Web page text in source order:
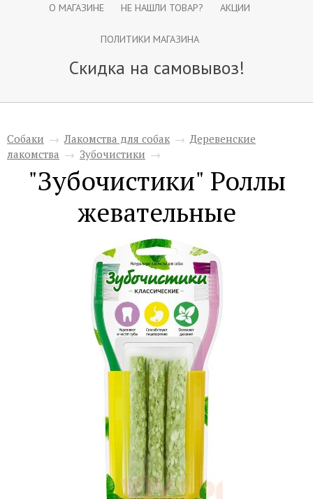
О МАГАЗИНЕ НЕ НАШЛИ ТОВАР? АКЦИИ
ПОЛИТИКИ МАГАЗИНА
Скидка на самовывоз!
Собаки → Лакомства для собак → Деревенские
лакомства → Зубочистики →
"Зубочистики" Роллы
жевательные